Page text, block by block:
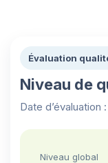
Évaluation
Niveau de
Date d’évaluation :
Niveau global